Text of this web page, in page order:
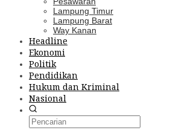
Lampung Timur
Lampung Barat
Way Kanan
Headline
Ekonomi
Politik
Pendidikan
Hukum dan Kriminal
Nasional